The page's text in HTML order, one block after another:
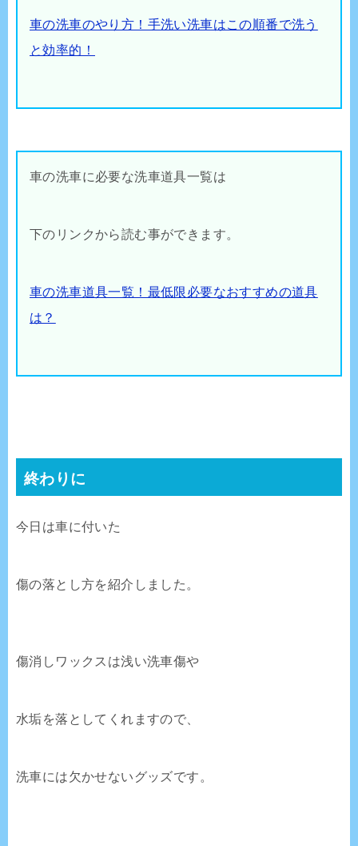
車の洗車のやり方！手洗い洗車はこの順番で洗う
と効率的！
車の洗車に必要な洗車道具一覧は
下のリンクから読む事ができます。
車の洗車道具一覧！最低限必要なおすすめの道具
は？
終わりに
今日は車に付いた
傷の落とし方を紹介しました。
傷消しワックスは浅い洗車傷や
水垢を落としてくれますので、
洗車には欠かせないグッズです。